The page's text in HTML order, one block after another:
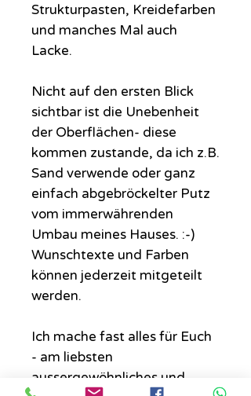
Strukturpasten, Kreidefarben
und manches Mal auch
Lacke.
Nicht auf den ersten Blick
sichtbar ist die Unebenheit
der Oberflächen- diese
kommen zustande, da ich z.B.
Sand verwende oder ganz
einfach abgebröckelter Putz
vom immerwährenden
Umbau meines Hauses. :-)
Wunschtexte und Farben
können jederzeit mitgeteilt
werden.
Ich mache fast alles für Euch
- am liebsten
aussergewöhnliches und